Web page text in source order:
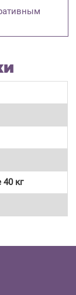
40 кг